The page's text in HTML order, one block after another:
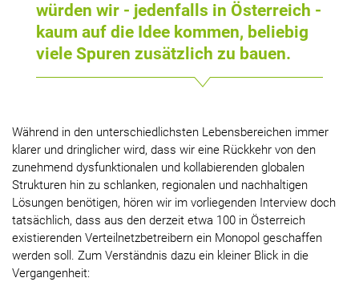
würden wir - jedenfalls in Österreich -
kaum auf die Idee kommen, beliebig
viele Spuren zusätzlich zu bauen.
Während in den unterschiedlichsten Lebensbereichen immer
klarer und dringlicher wird, dass wir eine Rückkehr von den
zunehmend dysfunktionalen und kollabierenden globalen
Strukturen hin zu schlanken, regionalen und nachhaltigen
Lösungen benötigen, hören wir im vorliegenden Interview doch
tatsächlich, dass aus den derzeit etwa 100 in Österreich
existierenden Verteilnetzbetreibern ein Monopol geschaffen
werden soll. Zum Verständnis dazu ein kleiner Blick in die
Vergangenheit: